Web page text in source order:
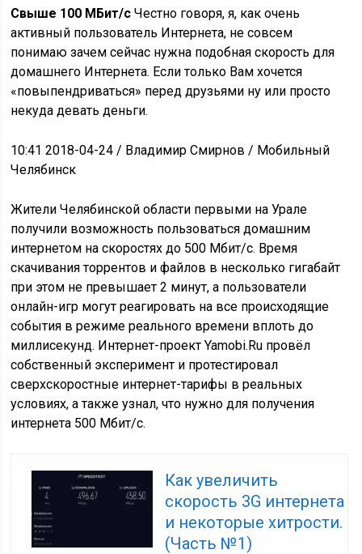
Свыше 100 МБит/с Честно говоря, я, как очень
активный пользователь Интернета, не совсем
понимаю зачем сейчас нужна подобная скорость для
домашнего Интернета. Если только Вам хочется
«повыпендриваться» перед друзьями ну или просто
некуда девать деньги.
10:41 2018-04-24 / Владимир Смирнов / Мобильный
Челябинск
Жители Челябинской области первыми на Урале
получили возможность пользоваться домашним
интернетом на скоростях до 500 Мбит/с. Время
скачивания торрентов и файлов в несколько гигабайт
при этом не превышает 2 минут, а пользователи
онлайн-игр могут реагировать на все происходящие
события в режиме реального времени вплоть до
миллисекунд. Интернет-проект Yamobi.Ru провёл
собственный эксперимент и протестировал
сверхскоростные интернет-тарифы в реальных
условиях, а также узнал, что нужно для получения
интернета 500 Мбит/с.
Как увеличить
скорость 3G интернета
и некоторые хитрости.
(Часть №1)